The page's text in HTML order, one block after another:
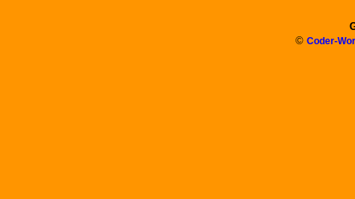
© Coder-